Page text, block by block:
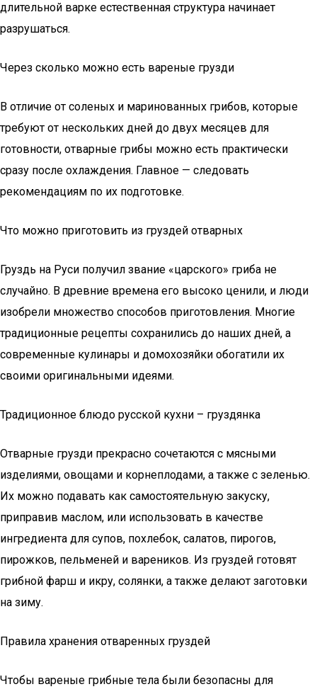
длительной варке естественная структура начинает
разрушаться.
Через сколько можно есть вареные грузди
В отличие от соленых и маринованных грибов, которые
требуют от нескольких дней до двух месяцев для
готовности, отварные грибы можно есть практически
сразу после охлаждения. Главное — следовать
рекомендациям по их подготовке.
Что можно приготовить из груздей отварных
Груздь на Руси получил звание «царского» гриба не
случайно. В древние времена его высоко ценили, и люди
изобрели множество способов приготовления. Многие
традиционные рецепты сохранились до наших дней, а
современные кулинары и домохозяйки обогатили их
своими оригинальными идеями.
Традиционное блюдо русской кухни – груздянка
Отварные грузди прекрасно сочетаются с мясными
изделиями, овощами и корнеплодами, а также с зеленью.
Их можно подавать как самостоятельную закуску,
приправив маслом, или использовать в качестве
ингредиента для супов, похлебок, салатов, пирогов,
пирожков, пельменей и вареников. Из груздей готовят
грибной фарш и икру, солянки, а также делают заготовки
на зиму.
Правила хранения отваренных груздей
Чтобы вареные грибные тела были безопасны для